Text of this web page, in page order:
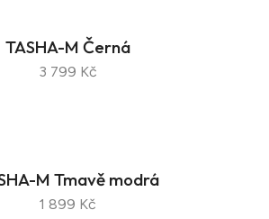
TASHA-M Černá
3 799 Kč
M Tmavě modrá
1 899 Kč